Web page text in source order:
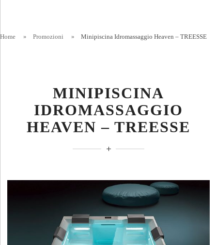
Home » Promozioni » Minipiscina Idromassaggio Heaven – TREESSE
MINIPISCINA
IDROMASSAGGIO
HEAVEN – TREESSE